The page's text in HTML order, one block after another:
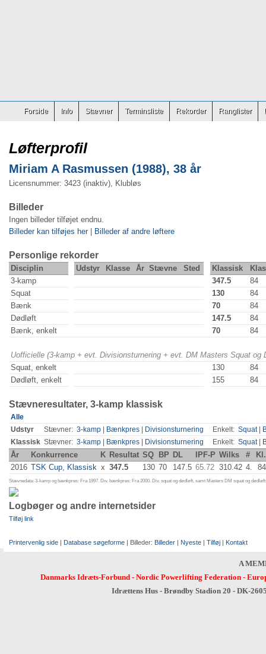
Forside Info Stævner Terminsliste Rekorder Ranglister
Løfterprofil
Miriam A Rasmussen (1988), 38 år
Licensnummer: 3423 (inaktiv), Klubløs
Billeder
Ingen billeder tilføjet endnu.
Billeder kan tilføjes her| Billeder af andre løftere
Personlige rekorder
Disciplin Udstyr Klasse År Stævne Sted Klassisk
3-kamp
347.5
84
Squat
130
84
Bænk
70
84
Dødløft
147.5
84
Bænk, enkelt
70 84
Uofficielle (3-kamp + evt. Divisionsturnering + evt. DM Masters Squat
Squat, enkelt
130
84
Dødløft, enkelt
155 84
Stævneresultater, 3-kamp klassisk
Alle
Udstyr
Stævner: 3-kamp Bænkpres Divisionsturnering Enkelt: Squat|
Klassisk Stævner: 3-kamp Bænkpres Divisionsturnering Enkelt: Squat|
År Konkurrence K Resultat SQ BP DL IPF-P Wilks #
Kl.
2016 TSK Cup, Klassisk x 347.5 130 70 147.5 65.72 310.42 4. 84
Stævnedata: 3-kamp og bænkpres: Fra 1997. Div. bænkpres: Fra 2000. Div. squat og dødløft, samt Masters DM squat og
Logbøger og andre internetsider
Tilføj link
Printervenlig side | Database søgeforme | Billeder: Billeder | Nyeste | Tilføj | Kontakt
A
Danmarks Idræts-Forbund- Nordic Powerlifting Federation-
Idrættens Hus - Brøndby Stadion 20 - DK-